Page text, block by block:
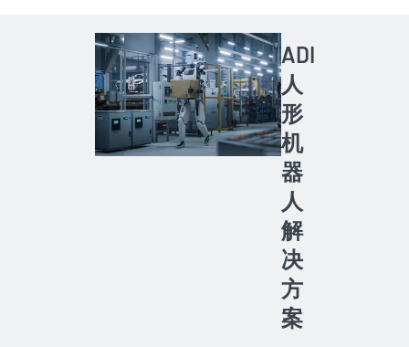
ADI
人
形
机
器
人
解
决
方
案